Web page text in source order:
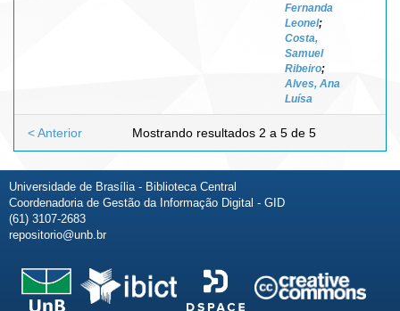
Fernanda
Leonel;
Costa,
Samuel
Ribeiro;
Alves, Ana
Luísa
Mostrando resultados 2 a 5 de 5
< Anterior
Universidade de Brasília - Biblioteca Central
Coordenadoria de Gestão da Informação Digital - GID
(61) 3107-2683
repositorio@unb.br